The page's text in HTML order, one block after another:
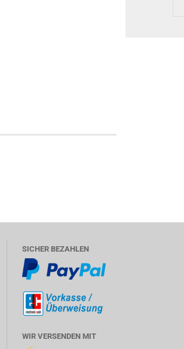
SICHER BEZAHLEN
WIR VERSENDEN MIT